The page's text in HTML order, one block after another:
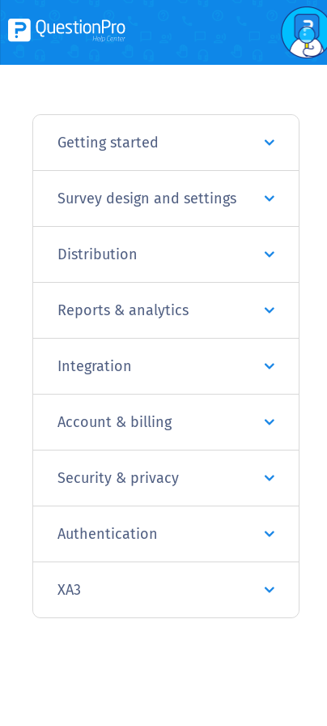
Getting started
Survey design and settings
Distribution
Reports & analytics
Integration
Account & billing
Security & privacy
Authentication
XA3